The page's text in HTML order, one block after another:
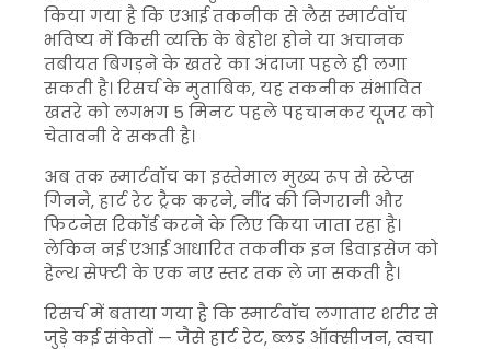
किया गया है कि एआई तकनीक से लैस स्मार्टवॉच
भविष्य में किसी व्यक्ति के बेहोश होने या अचानक
तबीयत बिगड़ने के खतरे का अंदाजा पहले ही लगा
सकती है। रिसर्च के मुताबिक, यह तकनीक संभावित
खतरे को लगभग 5 मिनट पहले पहचानकर यूजर को
चेतावनी दे सकती है।
अब तक स्मार्टवॉच का इस्तेमाल मुख्य रूप से स्टेप्स
गिनने, हार्ट रेट ट्रैक करने, नींद की निगरानी और
फिटनेस रिकॉर्ड करने के लिए किया जाता रहा है।
लेकिन नई एआई आधारित तकनीक इन डिवाइसेज को
हेल्थ सेफ्टी के एक नए स्तर तक ले जा सकती है।
रिसर्च में बताया गया है कि स्मार्टवॉच लगातार शरीर से
जुड़े कई संकेतों — जैसे हार्ट रेट, ब्लड ऑक्सीजन, त्वचा